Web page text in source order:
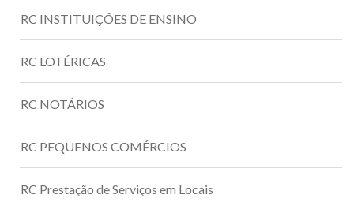
RC INSTITUIÇÕES DE ENSINO
RC LOTÉRICAS
RC NOTÁRIOS
RC PEQUENOS COMÉRCIOS
RC Prestação de Serviços em Locais